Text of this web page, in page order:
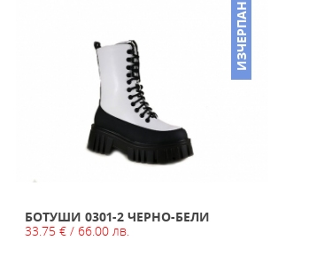
ИЗЧЕРПАН
БОТУШИ 0301-2 ЧЕРНО-БЕЛИ
33.75 € / 66.00 лв.